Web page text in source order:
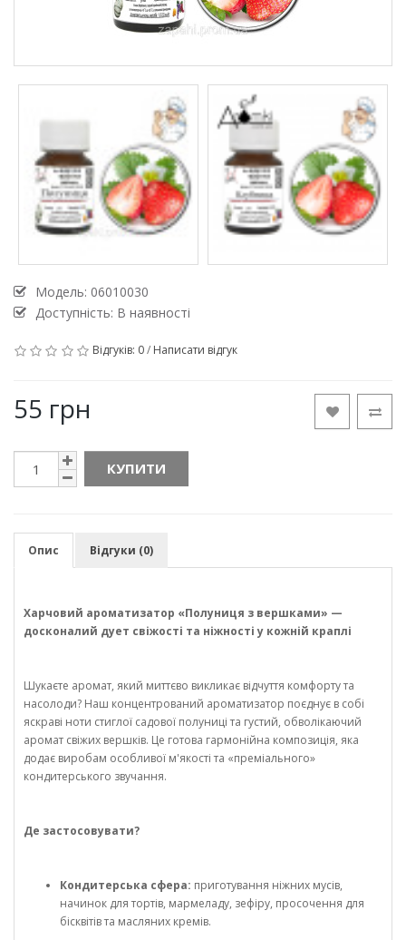
Модель: 06010030
Доступність: В наявності
Відгуків: 0/ Написати відгук
55 грн
КУПИТИ
Опис Відгуки (0)
Харчовий ароматизатор «Полуниця з вершками» —
досконалий дует свіжості та ніжності у кожній краплі
Шукаєте аромат, який миттєво викликає відчуття комфорту та
насолоди? Наш концентрований ароматизатор поєднує в собі
яскраві ноти стиглої садової полуниці та густий, обволікаючий
аромат свіжих вершків. Це готова гармонійна композиція, яка
додає виробам особливої м'якості та «преміального»
кондитерського звучання.
Де застосовувати?
Кондитерська сфера: приготування ніжних мусів,
начинок для тортів, мармеладу, зефіру, просочення для
бісквітів та масляних кремів.